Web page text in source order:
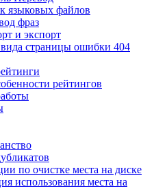
языковых файлов
фраз
и экспорт
страницы ошибки 404
рейтингов
по очистке места на диске
использования места на